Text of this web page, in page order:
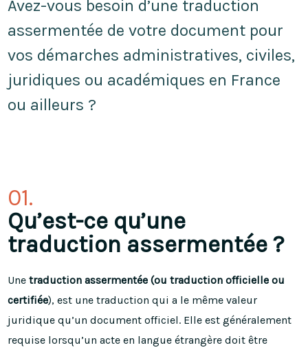
Avez-vous besoin d’une traduction
assermentée de votre document pour
vos démarches administratives, civiles,
juridiques ou académiques en France
ou ailleurs ?
01.
Qu’est-ce qu’une
traduction assermentée ?
Unetraduction assermentée (ou traduction officielle ou
certifiée), est une traduction qui a le même valeur
juridique qu’un document officiel. Elle est généralement
requise lorsqu’un acte en langue étrangère doit être